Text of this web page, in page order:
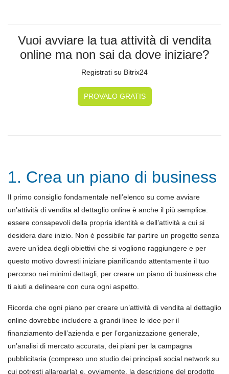
Vuoi avviare la tua attività di vendita
online ma non sai da dove iniziare?
Registrati su Bitrix24
PROVALO GRATIS
1. Crea un piano di business
Il primo consiglio fondamentale nell’elenco su come avviare
un’attività di vendita al dettaglio online è anche il più semplice:
essere consapevoli della propria identità e dell’attività a cui si
desidera dare inizio. Non è possibile far partire un progetto senza
avere un’idea degli obiettivi che si vogliono raggiungere e per
questo motivo dovresti iniziare pianificando attentamente il tuo
percorso nei minimi dettagli, per creare un piano di business che
ti aiuti a delineare con cura ogni aspetto.
Ricorda che ogni piano per creare un’attività di vendita al dettaglio
online dovrebbe includere a grandi linee le idee per il
finanziamento dell’azienda e per l’organizzazione generale,
un’analisi di mercato accurata, dei piani per la campagna
pubblicitaria (compreso uno studio dei principali social network su
cui potresti allargarla) e, ovviamente, la descrizione del prodotto